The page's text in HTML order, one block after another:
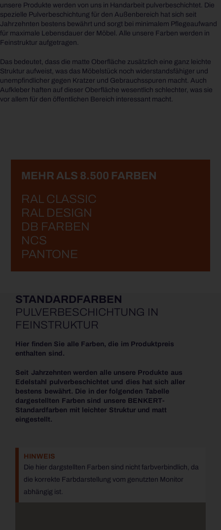
unsere Produkte werden von uns in Handarbeit pulverbeschichtet. Die
spezielle Pulverbeschichtung für den Außenbereich hat sich seit
Jahrzehnten bestens bewährt und sorgt bei minimalem Pflegeaufwand
für maximale Lebensdauer der Möbel. Alle unsere Farben werden in
Feinstruktur aufgetragen.
Das bedeutet, dass die matte Oberfläche zusätzlich eine ganz leichte
Struktur aufweist, was das Möbelstück noch widerstandsfähiger und
unempfindlicher gegen Kratzer und Gebrauchsspuren macht. Auch
Aufkleber haften auf dieser Oberfläche wesentlich schlechter, was sie
vor allem für den öffentlichen Bereich interessant macht.
MEHR ALS 8.500 FARBEN
RAL CLASSIC
RAL DESIGN
DB FARBEN
NCS
PANTONE
STANDARDFARBEN
PULVERBESCHICHTUNG IN
FEINSTRUKTUR
Hier finden Sie alle Farben, die im Produktpreis
enthalten sind.
Seit Jahrzehnten werden alle unsere Produkte aus
Edelstahl pulverbeschichtet und dies hat sich aller
bestens bewährt. Die in der folgenden Tabelle
dargestellten Farben sind unsere BENKERT-
Standardfarben mit leichter Struktur und matt
eingestellt.
HINWEIS
Die hier dargstellten Farben sind nicht farbverbindlich, da
die korrekte Farbdarstellung vom genutzten Monitor
abhängig ist.